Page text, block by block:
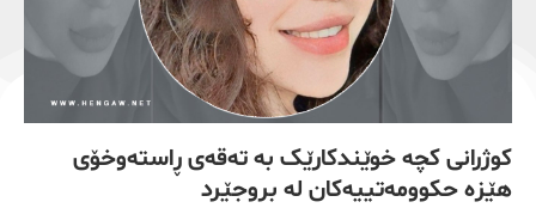
کوژرانی کچە خوێندکارێک بە تەقەی ڕاستەوخۆی
هێزە حکوومەتییەکان لە بروجێرد